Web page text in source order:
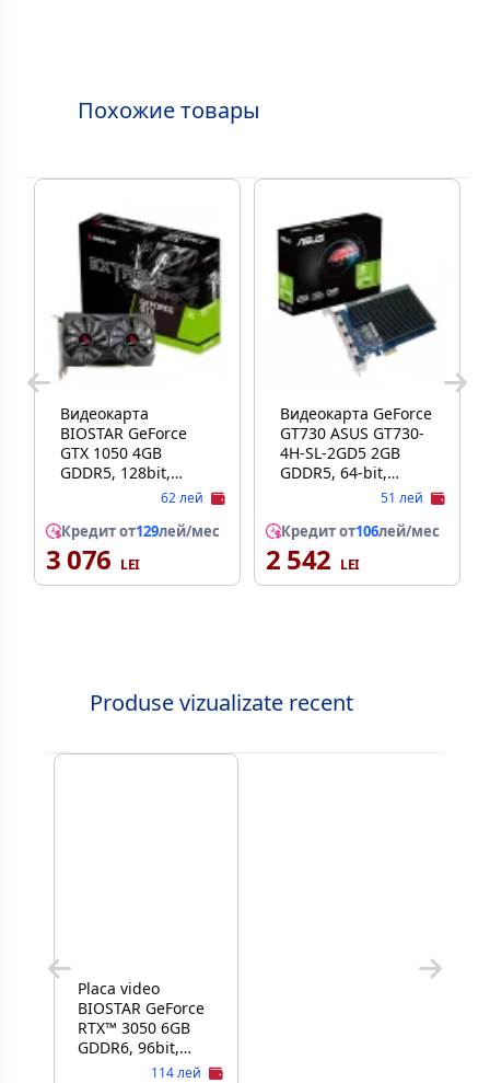
Похожие товары
Видеокарта
BIOSTAR GeForce
GTX 1050 4GB
GDDR5, 128bit,
1455/7000Mhz,
processing, 1xDVI,
1xHDMI, 1xDP, Dual
Fan, Retail
(VN1055XF41)
62 лей
Кредит от129лей/мес
3 076
Видеокарта GeForce
GT730 ASUS GT730-
4H-SL-2GD5 2GB
GDDR5, 64-bit,
GPU/Mem clock
Express 2.0, 4
display support, 4 x
HDMI 1.4b
51 лей
Кредит от106лей/мес
2 542
Produse vizualizate recent
Placa video
BIOSTAR GeForce
RTX™ 3050 6GB
GDDR6, 96bit,
1470/14000Mhz,
114 лей